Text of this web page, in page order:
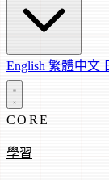
English 繁體中文
CORE
學習